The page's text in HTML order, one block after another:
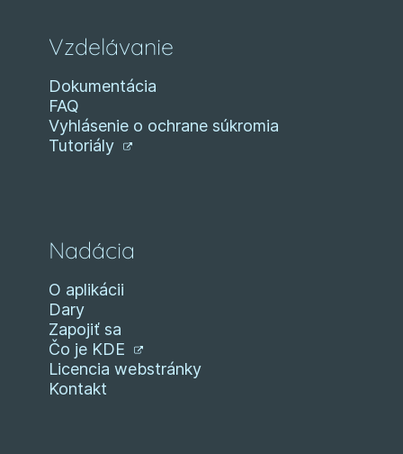
Vzdelávanie
Dokumentácia
FAQ
Vyhlásenie o ochrane súkromia
Tutoriály
Nadácia
O aplikácii
Dary
Zapojiť sa
Čo je KDE
Licencia webstránky
Kontakt